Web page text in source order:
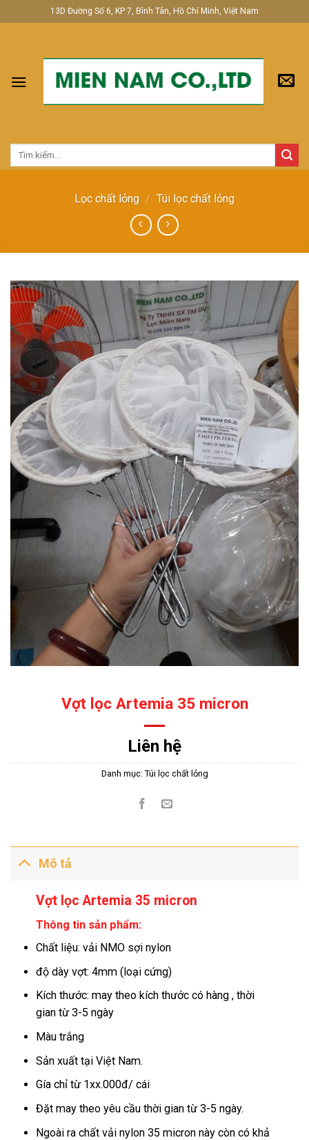
to
13D Đường Số 6, KP 7, Bình Tân, Hồ Chí Minh, Việt Nam
Tìm
Lọc chất lỏng / Túi lọc chất lỏng
Vợt lọc Artemia 35 micron
Liên hệ
Danh mục:Túi lọc chất lỏng
Mô tả
Vợt lọc Artemia 35 micron
Thông tin sản phẩm:
Chất liệu: vải NMO sợi nylon
độ dày vợt: 4mm (loại cứng)
Kích thước: may theo kích thước có hàng , thời
gian từ 3-5 ngày
Màu trắng
Sản xuất tại Việt Nam.
Gía chỉ từ 1xx.000đ/ cái
Đặt may theo yêu cầu thời gian từ 3-5 ngày.
Ngoài ra chất vải nylon 35 micron này còn có khả